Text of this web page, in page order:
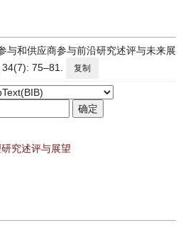
与和供应商参与前沿研究述评与未来展
75–81.
复制
究述评与展望